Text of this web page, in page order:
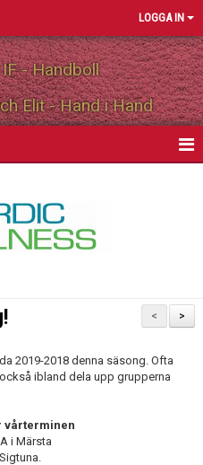
LOGGA IN
- Handboll
Elit - Hand i Hand
>
<
2019-2018 denna säsong. Ofta
ibland dela upp grupperna
vårterminen
i Märsta